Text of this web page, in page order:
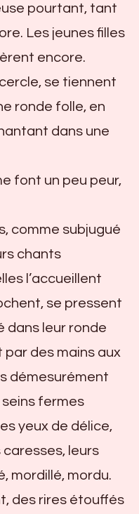
pourtant, tant
Les jeunes filles
encore.
se tiennent
ronde folle, en
dans une
font un peu peur,
comme subjugué
chants
l’accueillent
se pressent
dans leur ronde
des mains aux
démesurément
seins fermes
yeux de délice,
leurs
mordillé, mordu.
des rires étouffés